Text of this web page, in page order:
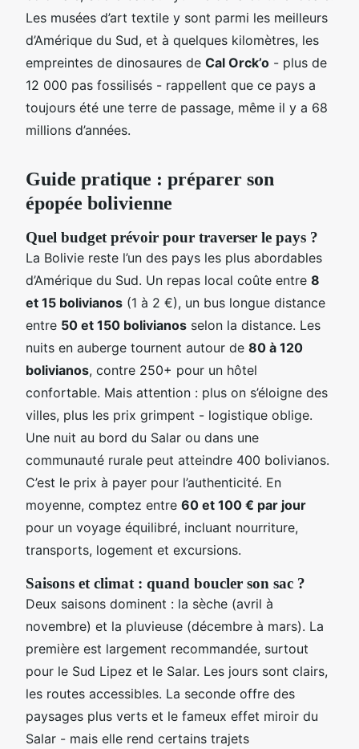
Les musées d’art textile y sont parmi les meilleurs
d’Amérique du Sud, et à quelques kilomètres, les
empreintes de dinosaures de Cal Orck’o - plus de
12 000 pas fossilisés - rappellent que ce pays a
toujours été une terre de passage, même il y a 68
millions d’années.
Guide pratique : préparer son
épopée bolivienne
Quel budget prévoir pour traverser le pays ?
La Bolivie reste l’un des pays les plus abordables
d’Amérique du Sud. Un repas local coûte entre 8
et 15 bolivianos (1 à 2 €), un bus longue distance
entre 50 et 150 bolivianos selon la distance. Les
nuits en auberge tournent autour de 80 à 120
bolivianos, contre 250+ pour un hôtel
confortable. Mais attention : plus on s’éloigne des
villes, plus les prix grimpent - logistique oblige.
Une nuit au bord du Salar ou dans une
communauté rurale peut atteindre 400 bolivianos.
C’est le prix à payer pour l’authenticité. En
moyenne, comptez entre 60 et 100 € par jour
pour un voyage équilibré, incluant nourriture,
transports, logement et excursions.
Saisons et climat : quand boucler son sac ?
Deux saisons dominent : la sèche (avril à
novembre) et la pluvieuse (décembre à mars). La
première est largement recommandée, surtout
pour le Sud Lipez et le Salar. Les jours sont clairs,
les routes accessibles. La seconde offre des
paysages plus verts et le fameux effet miroir du
Salar - mais elle rend certains trajets